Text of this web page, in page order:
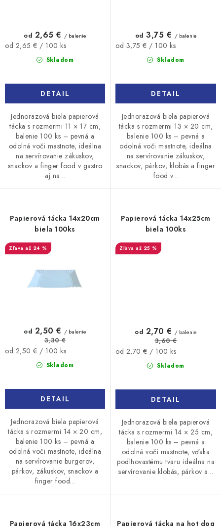
v
Skladom
od 2,65 € / balenie
Jednotková
od 2,65 € / 100 ks
DETAIL
Jednorazová biela papierová
tácka s rozmermi 11 × 17 cm,
balenie 100 ks – pevná a
odolná voči mastnote, ideálna
na servírovanie zákuskov,
snackov a finger food v gastro
aj na...
Skladom
od 3,75 € / balenie
Jednotková
od 3,75 € / 100 ks
DETAIL
Jednorazová biela papierová
tácka s rozmermi 13 × 20 cm,
balenie 100 ks – pevná a
odolná voči mastnote, ideálna
na servírovanie zákuskov,
snackov, párkov, klobás a finger
food v...
Papierová tácka 14x20cm
biela 100ks
až 24 %
Skladom
od 2,50 € / balenie
3,30 €
Jednotková
od 2,50 € / 100 ks
DETAIL
Jednorazová biela papierová
tácka s rozmermi 14 × 20 cm,
balenie 100 ks – pevná a
odolná voči mastnote, ideálna
na servírovanie burgerov,
párkov, zákuskov, snackov a
finger food...
Papierová tácka 14x25cm
biela 100ks
až 25 %
Skladom
od 2,70 € / balenie
3,60 €
Jednotková
od 2,70 € / 100 ks
DETAIL
Jednorazová biela papierová
tácka s rozmermi 14 × 25 cm,
balenie 100 ks – pevná a
odolná voči mastnote, vďaka
podlhovastému tvaru ideálna na
servírovanie klobás, párkov a...
Papierová tácka 16x23cm Papierová tácka na hot dog